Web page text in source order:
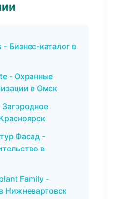
- Бизнес-каталог в
- Охранные
в Омск
Фасад -
в
Family -
Нижневартовск